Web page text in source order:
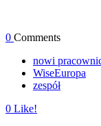
0 Comments
nowi
WiseEuropa
zespół
0 Like!